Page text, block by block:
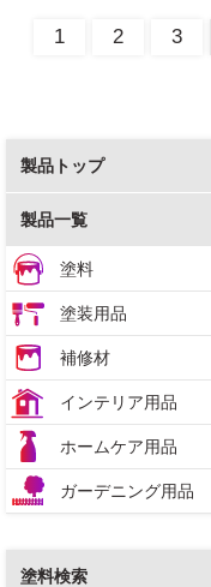
1 2 3
製品トップ
製品一覧
塗料
塗装用品
補修材
インテリア用品
ホームケア用品
ガーデニング用品
塗料検索